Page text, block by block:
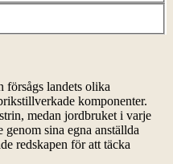
försågs landets olika
komponenter.
medan jordbruket i varje
sina egna anställda
redskapen för att täcka